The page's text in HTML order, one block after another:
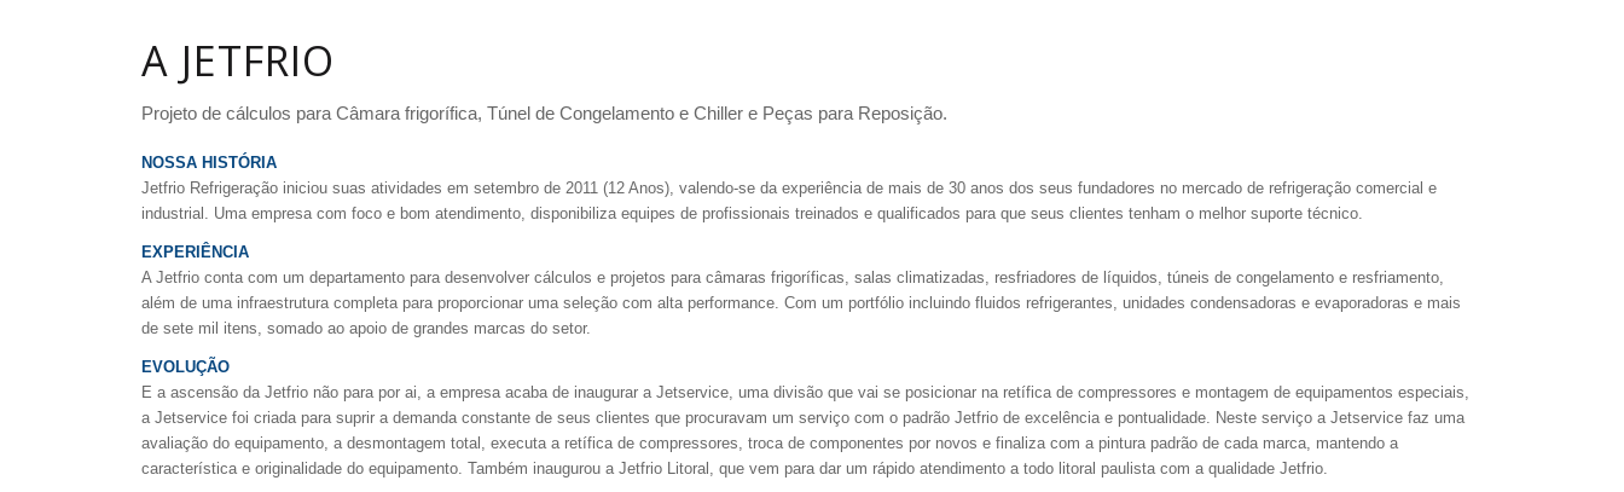
A JETFRIO
Projeto de cálculos para Câmara frigorífica, Túnel de Congelamento e Chiller e Peças para Reposição.
NOSSA HISTÓRIA
Jetfrio Refrigeração iniciou suas atividades em setembro de 2011 (12 Anos), valendo-se da experiência de mais de 30 anos dos seus fundadores no mercado de refrigeração comercial e
industrial. Uma empresa com foco e bom atendimento, disponibiliza equipes de profissionais treinados e qualificados para que seus clientes tenham o melhor suporte técnico.
EXPERIÊNCIA
A Jetfrio conta com um departamento para desenvolver cálculos e projetos para câmaras frigoríficas, salas climatizadas, resfriadores de líquidos, túneis de congelamento e resfriamento,
além de uma infraestrutura completa para proporcionar uma seleção com alta performance. Com um portfólio incluindo fluidos refrigerantes, unidades condensadoras e evaporadoras e mais
de sete mil itens, somado ao apoio de grandes marcas do setor.
EVOLUÇÃO
E a ascensão da Jetfrio não para por ai, a empresa acaba de inaugurar a Jetservice, uma divisão que vai se posicionar na retífica de compressores e montagem de equipamentos especiais,
a Jetservice foi criada para suprir a demanda constante de seus clientes que procuravam um serviço com o padrão Jetfrio de excelência e pontualidade. Neste serviço a Jetservice faz uma
avaliação do equipamento, a desmontagem total, executa a retífica de compressores, troca de componentes por novos e finaliza com a pintura padrão de cada marca, mantendo a
característica e originalidade do equipamento. Também inaugurou a Jetfrio Litoral, que vem para dar um rápido atendimento a todo litoral paulista com a qualidade Jetfrio.